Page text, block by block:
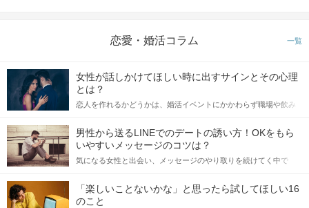
恋愛・婚活コラム 一覧
女性が話しかけてほしい時に出すサインとその心理
とは？
恋人を作れるかどうかは、婚活イベントにかかわらず職場や飲み
てアプローチできるかにも左右されます。 これから恋人作りを本
格的に始めようとしている方は、女性が異性を求めて出すサイン
をしっかりと理解し、正しい行動に移せるかどうかが重要。 この
記事では、女性が話しかけて欲しい時に出すサインとその心理を
合にどのような行動に繋げるべきかをご紹介していきます。
男性から送るLINEでのデートの誘い方！OKをもら
いやすいメッセージのコツは？
気になる女性と出会い、メッセージのやり取りを続けてく中で
しかし、中には「どう誘ったらいいの？」とお困りの男性もいら
っしゃるのではないでしょうか。 そこで今回は、男性から女性へ
「楽しいことないかな」と思ったら試してほしい16
のこと